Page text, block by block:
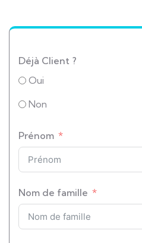
Déjà Client ?
Oui
Non
Prénom
Nom de famille